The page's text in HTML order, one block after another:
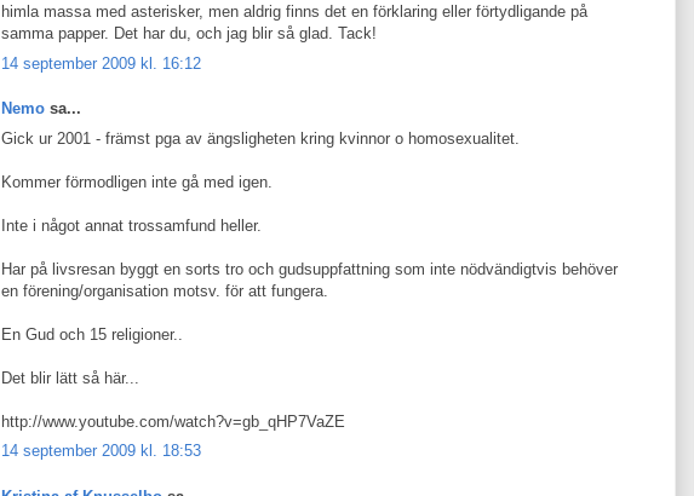
himla massa med asterisker, men aldrig finns det en förklaring eller förtydligande på
samma papper. Det har du, och jag blir så glad. Tack!
14 september 2009 kl. 16:12
Nemo sa...
Gick ur 2001 - främst pga av ängsligheten kring kvinnor o homosexualitet.
Kommer förmodligen inte gå med igen.
Inte i något annat trossamfund heller.
Har på livsresan byggt en sorts tro och gudsuppfattning som inte nödvändigtvis behöver
en förening/organisation motsv. för att fungera.
En Gud och 15 religioner..
Det blir lätt så här...
http://www.youtube.com/watch?v=gb_qHP7VaZE
14 september 2009 kl. 18:53